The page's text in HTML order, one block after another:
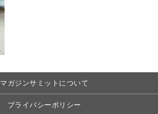
マガジンサミットについて
プライバシーポリシー